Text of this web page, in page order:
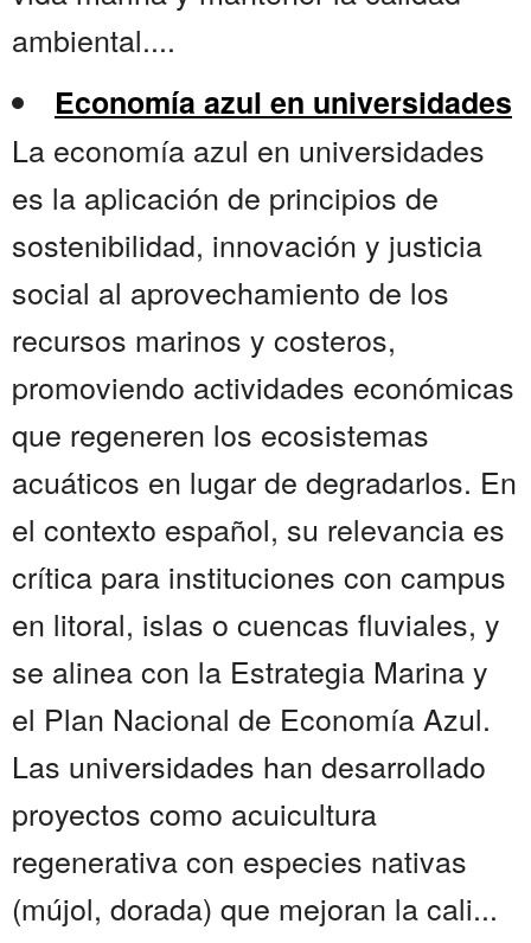
ambiental....
Economía azul en universidades
La economía azul en universidades
es la aplicación de principios de
sostenibilidad, innovación y justicia
social al aprovechamiento de los
recursos marinos y costeros,
promoviendo actividades económicas
que regeneren los ecosistemas
acuáticos en lugar de degradarlos. En
el contexto español, su relevancia es
crítica para instituciones con campus
en litoral, islas o cuencas fluviales, y
se alinea con la Estrategia Marina y
el Plan Nacional de Economía Azul.
Las universidades han desarrollado
proyectos como acuicultura
regenerativa con especies nativas
(mújol, dorada) que mejoran la cali...